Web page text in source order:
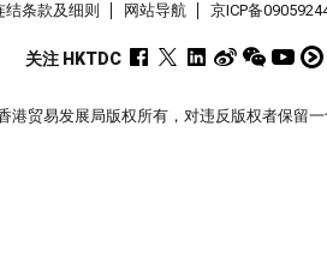
结条款及细则 网站导航 京ICP备
关注 HKTDC
港贸易发展局版权所有，对违反版权者保留一